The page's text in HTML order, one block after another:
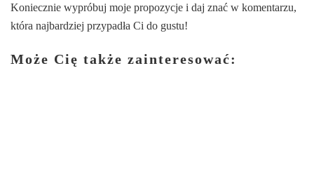
Koniecznie wypróbuj moje propozycje i daj znać w komentarzu,
która najbardziej przypadła Ci do gustu!
Może Cię także zainteresować: